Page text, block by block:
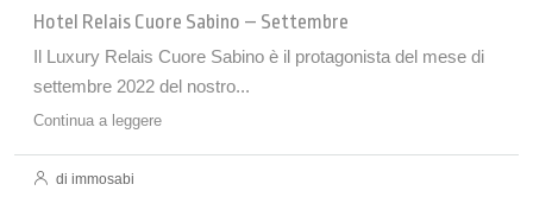
Hotel Relais Cuore Sabino – Settembre
Il Luxury Relais Cuore Sabino è il protagonista del mese di
settembre 2022 del nostro...
Continua a leggere
di immosabi